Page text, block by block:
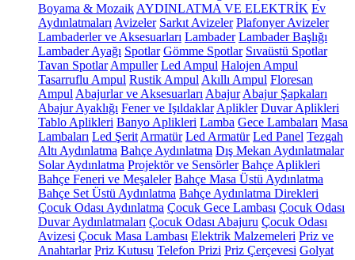
Boyama & Mozaik AYDINLATMA VE ELEKTRİK Ev
Aydınlatmaları Avizeler Sarkıt Avizeler Plafonyer Avizeler
Lambaderler ve Aksesuarları Lambader Lambader Başlığı
Lambader Ayağı Spotlar Gömme Spotlar Sıvaüstü Spotlar
Tavan Spotlar Ampuller Led Ampul Halojen Ampul
Tasarruflu Ampul Rustik Ampul Akıllı Ampul Floresan
Ampul Abajurlar ve Aksesuarları Abajur Abajur Şapkaları
Abajur Ayaklığı Fener ve Işıldaklar Aplikler Duvar Aplikleri
Tablo Aplikleri Banyo Aplikleri Lamba Gece Lambaları Masa
Lambaları Led Şerit Armatür Led Armatür Led Panel Tezgah
Altı Aydınlatma Bahçe Aydınlatma Dış Mekan Aydınlatmalar
Solar Aydınlatma Projektör ve Sensörler Bahçe Aplikleri
Bahçe Feneri ve Meşaleler Bahçe Masa Üstü Aydınlatma
Bahçe Set Üstü Aydınlatma Bahçe Aydınlatma Direkleri
Çocuk Odası Aydınlatma Çocuk Gece Lambası Çocuk Odası
Duvar Aydınlatmaları Çocuk Odası Abajuru Çocuk Odası
Avizesi Çocuk Masa Lambası Elektrik Malzemeleri Priz ve
Anahtarlar Priz Kutusu Telefon Prizi Priz Çerçevesi Golyat